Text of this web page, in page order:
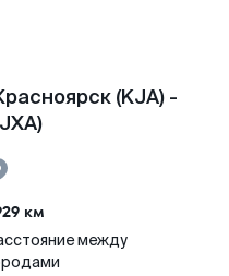
(KJA) -
км
между